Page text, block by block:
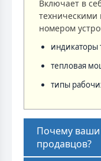
Включает в
номером
индикаторы
тепловая
типы
Почему ваши
продавцов?